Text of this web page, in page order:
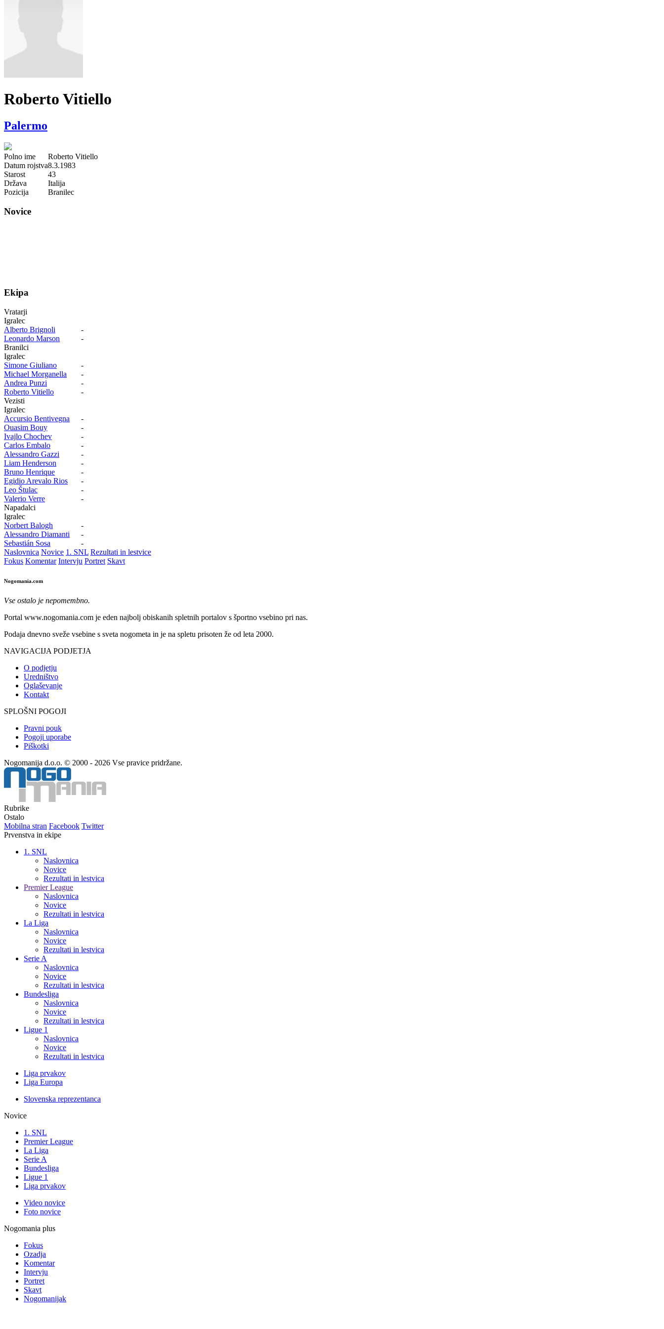
Roberto Vitiello
Palermo
Polno ime
Roberto Vitiello
Datum rojstva8.3.1983
Starost
43
Država
Italija
Pozicija
Branilec
Novice
Ekipa
Vratarji
Igralec
Alberto Brignoli
-
Leonardo Marson
-
Branilci
Igralec
Simone Giuliano
-
Michael Morganella
-
Andrea Punzi
-
Roberto Vitiello
-
Vezisti
Igralec
Accursio Bentivegna
-
Ouasim Bouy
-
Ivajlo Chochev
-
Carlos Embalo
-
Alessandro Gazzi
-
Liam Henderson
-
Bruno Henrique
-
Egidio Arevalo Rios
-
Leo Štulac
-
Valerio Verre
-
Napadalci
Igralec
Norbert Balogh
-
Alessandro Diamanti
-
Sebastián Sosa
-
Naslovnica Novice 1. SNL Rezultati in lestvice
Fokus Komentar Intervju Portret Skavt
Nogomania.com
Vse ostalo je nepomembno.
Portal www.nogomania.com je eden najbolj obiskanih spletnih portalov s športno vsebino pri nas.
Podaja dnevno sveže vsebine s sveta nogometa in je na spletu prisoten že od leta 2000.
NAVIGACIJA PODJETJA
O podjetju
Uredništvo
Oglaševanje
Kontakt
SPLOŠNI POGOJI
Pravni pouk
Pogoji uporabe
Piškotki
Nogomanija d.o.o. © 2000 - 2026 Vse pravice pridržane.
Rubrike
Ostalo
Mobilna stran Facebook Twitter
Prvenstva in ekipe
1. SNL
Naslovnica
Novice
Rezultati in lestvica
Premier League
Naslovnica
Novice
Rezultati in lestvica
La Liga
Naslovnica
Novice
Rezultati in lestvica
Serie A
Naslovnica
Novice
Rezultati in lestvica
Bundesliga
Naslovnica
Novice
Rezultati in lestvica
Ligue 1
Naslovnica
Novice
Rezultati in lestvica
Liga prvakov
Liga Europa
Slovenska reprezentanca
Novice
1. SNL
Premier League
La Liga
Serie A
Bundesliga
Ligue 1
Liga prvakov
Video novice
Foto novice
Nogomania plus
Fokus
Ozadja
Komentar
Intervju
Portret
Skavt
Nogomanijak